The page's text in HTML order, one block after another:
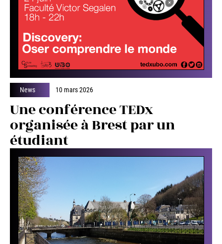
News 10 mars 2026
Une conférence TEDx
organisée à Brest par un
étudiant